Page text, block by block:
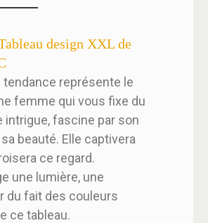
design XXL de
tendance représente le
femme qui vous fixe du
intrigue, fascine par son
beauté. Elle captivera
ce regard.
une lumière, une
du fait des couleurs
ce tableau.